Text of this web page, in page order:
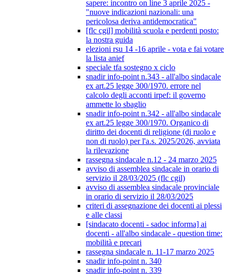
sapere: incontro on line 3 aprile 2025 -
"nuove indicazioni nazionali: una
pericolosa deriva antidemocratica"
[flc cgil] mobilità scuola e perdenti posto:
la nostra guida
elezioni rsu 14 -16 aprile - vota e fai votare
la lista anief
speciale tfa sostegno x ciclo
snadir info-point n.343 - all'albo sindacale
ex art.25 legge 300/1970. errore nel
calcolo degli acconti irpef: il governo
ammette lo sbaglio
snadir info-point n.342 - all'albo sindacale
ex art.25 legge 300/1970. Organico di
diritto dei docenti di religione (di ruolo e
non di ruolo) per l'a.s. 2025/2026, avviata
la rilevazione
rassegna sindacale n.12 - 24 marzo 2025
avviso di assemblea sindacale in orario di
servizio il 28/03/2025 (flc cgil)
avviso di assemblea sindacale provinciale
in orario di servizio il 28/03/2025
criteri di assegnazione dei docenti ai plessi
e alle classi
[sindacato docenti - sadoc informa] ai
docenti - all'albo sindacale - question time:
mobilità e precari
rassegna sindacale n. 11-17 marzo 2025
snadir info-point n. 340
snadir info-point n. 339